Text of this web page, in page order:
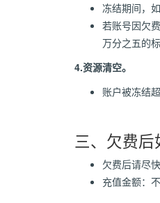
冻结期间，
若账号因欠
万分之五的
4.资源清空。
账户被冻结
三、欠费后
欠费后请尽
充值金额：